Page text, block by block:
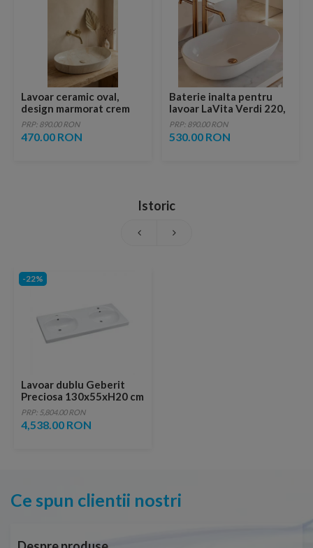
Lavoar ceramic oval,
design marmorat crem
lucios cu vene aurii,
ventil inclus
PRP: 890.00 RON
470.00 RON
Baterie inalta pentru
lavoar LaVita Verdi 220,
fara ventil, brushed
copper
PRP: 890.00 RON
530.00 RON
Istoric
-22%
Lavoar dublu Geberit
Preciosa 130x55xH20 cm
PRP: 5,804.00 RON
4,538.00 RON
Ce spun clientii nostri